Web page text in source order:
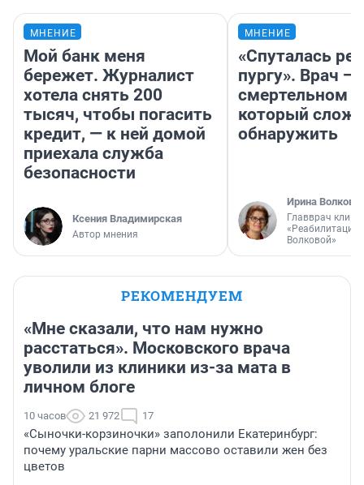
МНЕНИЕ
Мой банк меня
бережет. Журналист
хотела снять 200
тысяч, чтобы погасить
кредит, — к ней домой
приехала служба
безопасности
Ксения Владимирская
Автор мнения
МНЕНИЕ
«Спуталась
пургу». Врач —
смертельном
который
обнаружить
Ирина Волкова
Главврач
«Реабилитация
Волковой»
РЕКОМЕНДУЕМ
«Мне сказали, что нам нужно
расстаться». Московского врача
уволили из клиники из-за мата в
личном блоге
10 часов 21 972 17
«Сыночки-корзиночки» заполонили Екатеринбург:
почему уральские парни массово оставили жен без
цветов